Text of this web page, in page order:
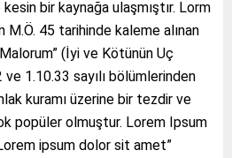
bir kaynağa ulaşmıştır. Lorm
M.Ö. 45 tarihinde kaleme alınan
(İyi ve Kötünün Uç
ve 1.10.33 sayılı bölümlerinden
kuramı üzerine bir tezdir ve
popüler olmuştur. Lorem Ipsum
ipsum dolor sit amet”